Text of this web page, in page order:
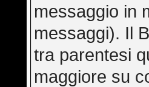
messaggio in
messaggi). Il
tra parentesi
maggiore su